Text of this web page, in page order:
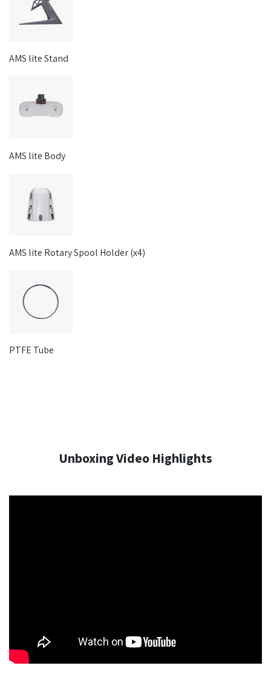
AMS lite Stand
AMS lite Body
AMS lite Rotary Spool Holder (x4)
PTFE Tube
Unboxing Video Highlights